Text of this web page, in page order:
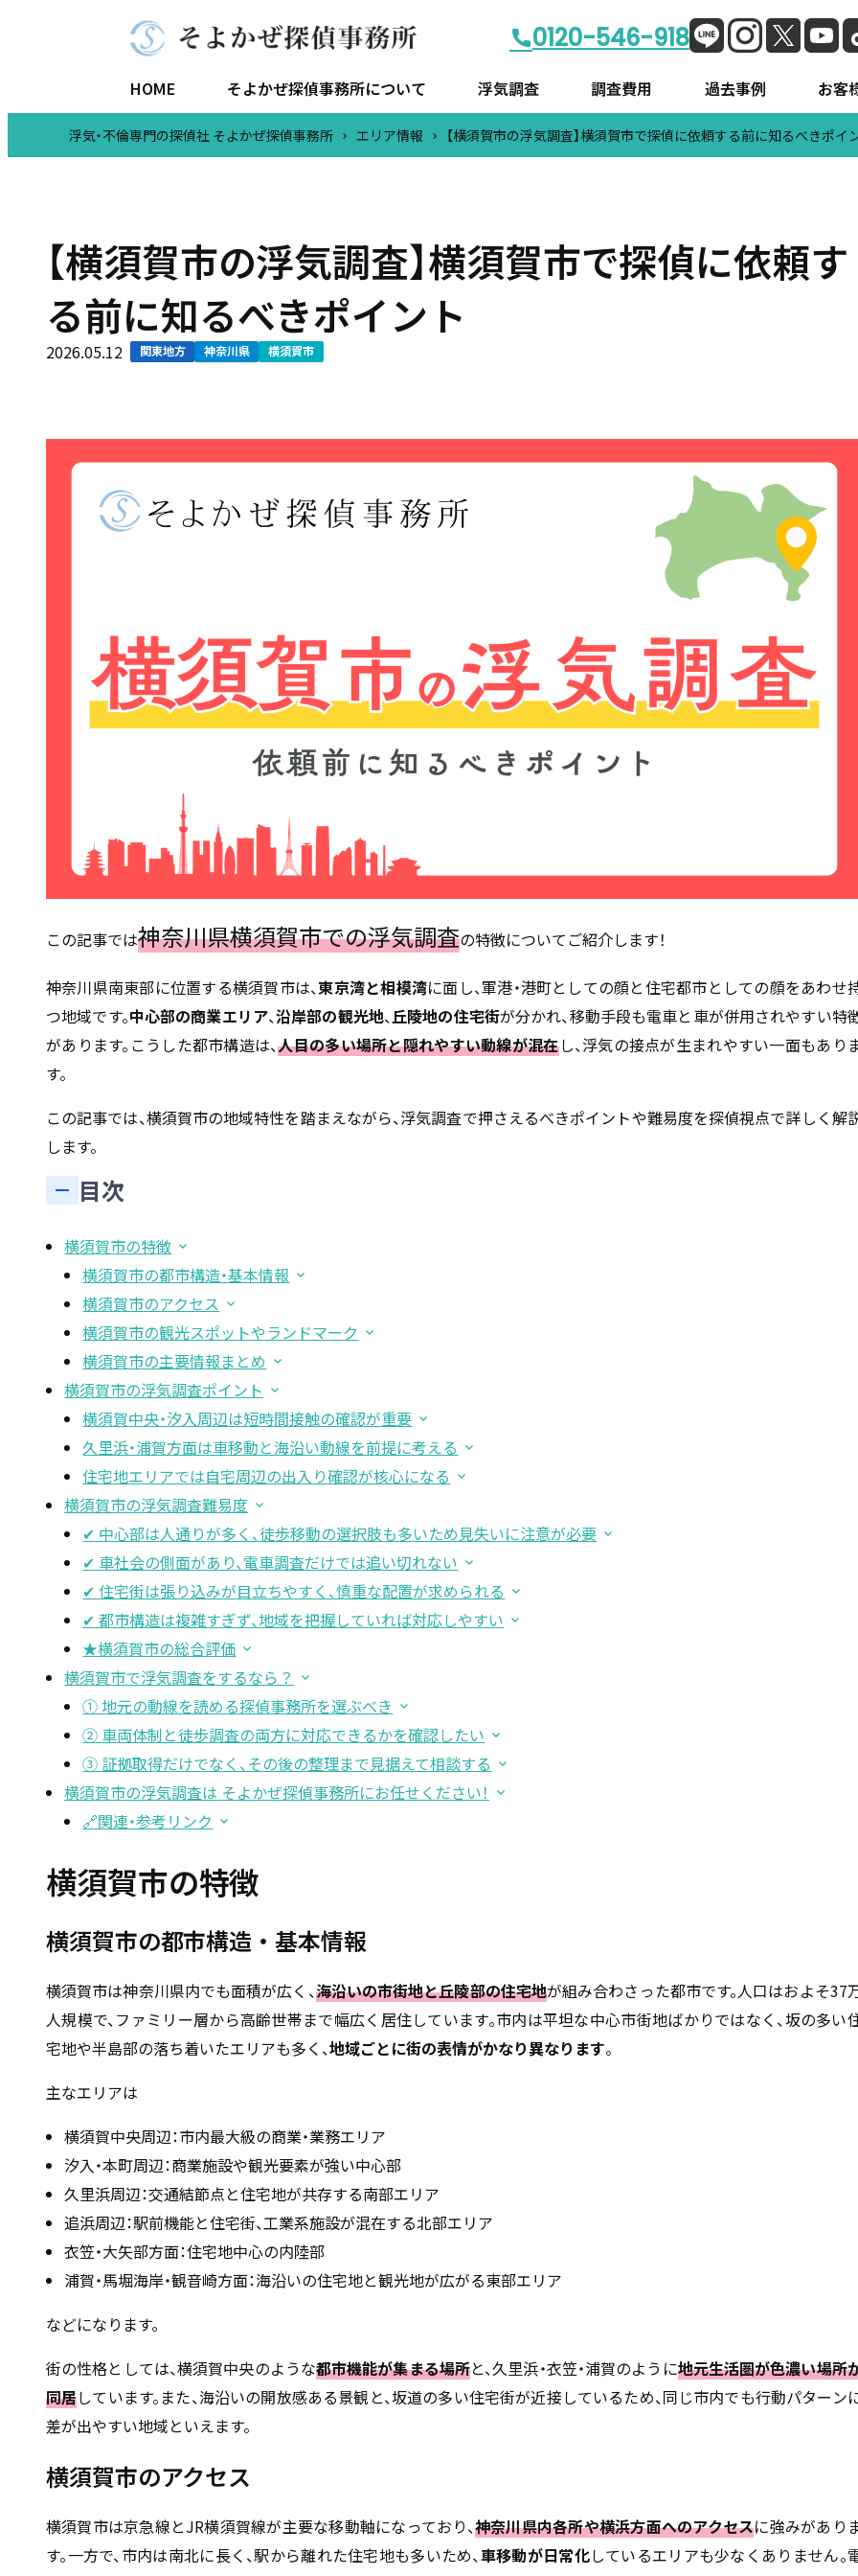
0120-546-918
HOME そよかぜ探偵事務所について
代表挨拶 店舗情報 会社概要
浮気調査 調査費用 過去事例 お客
浮気・不倫専門の探偵社 そよかぜ探偵事務所 エリア情報 【横須賀市の浮気調査】横須賀市で探偵に依頼する前に知るべきポイ
【横須賀市の浮気調査】横須賀市で探偵に依頼す
る前に知るべきポイント
2026.05.12 関東地方 神奈川県 横須賀市
この記事では神奈川県横須賀市での浮気調査の特徴についてご紹介します！
神奈川県南東部に位置する横須賀市は、東京湾と相模湾に面し、軍港・港町としての顔と住宅都市としての顔をあわせ
つ地域です。中心部の商業エリア、沿岸部の観光地、丘陵地の住宅街が分かれ、移動手段も電車と車が併用されやすい特
があります。こうした都市構造は、人目の多い場所と隠れやすい動線が混在し、浮気の接点が生まれやすい一面もあり
す。
この記事では、横須賀市の地域特性を踏まえながら、浮気調査で押さえるべきポイントや難易度を探偵視点で詳しく解
します。
目次
横須賀市の特徴
横須賀市の都市構造・基本情報
横須賀市のアクセス
横須賀市の観光スポットやランドマーク
横須賀市の主要情報まとめ
横須賀市の浮気調査ポイント
横須賀中央・汐入周辺は短時間接触の確認が重要
久里浜・浦賀方面は車移動と海沿い動線を前提に考える
住宅地エリアでは自宅周辺の出入り確認が核心になる
横須賀市の浮気調査難易度
✔ 中心部は人通りが多く、徒歩移動の選択肢も多いため見失いに注意が必要
✔ 車社会の側面があり、電車調査だけでは追い切れない
✔ 住宅街は張り込みが目立ちやすく、慎重な配置が求められる
✔ 都市構造は複雑すぎず、地域を把握していれば対応しやすい
★横須賀市の総合評価
横須賀市で浮気調査をするなら？
① 地元の動線を読める探偵事務所を選ぶべき
② 車両体制と徒歩調査の両方に対応できるかを確認したい
③ 証拠取得だけでなく、その後の整理まで見据えて相談する
横須賀市の浮気調査は そよかぜ探偵事務所にお任せください！
🔗関連・参考リンク
横須賀市の特徴
横須賀市の都市構造・基本情報
横須賀市は神奈川県内でも面積が広く、海沿いの市街地と丘陵部の住宅地が組み合わさった都市です。人口はおよそ37
人規模で、ファミリー層から高齢世帯まで幅広く居住しています。市内は平坦な中心市街地ばかりではなく、坂の多い
宅地や半島部の落ち着いたエリアも多く、地域ごとに街の表情がかなり異なります。
主なエリアは
横須賀中央周辺：市内最大級の商業・業務エリア
汐入・本町周辺：商業施設や観光要素が強い中心部
久里浜周辺：交通結節点と住宅地が共存する南部エリア
追浜周辺：駅前機能と住宅街、工業系施設が混在する北部エリア
衣笠・大矢部方面：住宅地中心の内陸部
浦賀・馬堀海岸・観音崎方面：海沿いの住宅地と観光地が広がる東部エリア
などになります。
街の性格としては、横須賀中央のような都市機能が集まる場所と、久里浜・衣笠・浦賀のように地元生活圏が色濃い場所
同居しています。また、海沿いの開放感ある景観と、坂道の多い住宅街が近接しているため、同じ市内でも行動パターン
差が出やすい地域といえます。
横須賀市のアクセス
横須賀市は京急線とJR横須賀線が主要な移動軸になっており、神奈川県内各所や横浜方面へのアクセスに強みがあり
す。一方で、市内は南北に長く、駅から離れた住宅地も多いため、車移動が日常化しているエリアも少なくありません。